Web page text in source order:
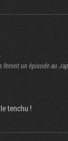
feront un épisode au
tenchu !